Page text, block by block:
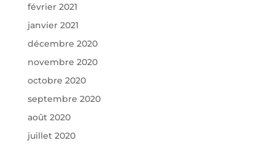
février 2021
janvier 2021
décembre 2020
novembre 2020
octobre 2020
septembre 2020
août 2020
juillet 2020